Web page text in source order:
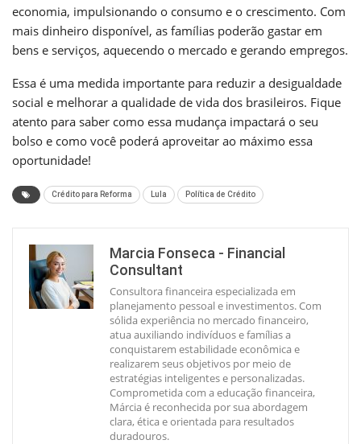
economia, impulsionando o consumo e o crescimento. Com
mais dinheiro disponível, as famílias poderão gastar em
bens e serviços, aquecendo o mercado e gerando empregos.
Essa é uma medida importante para reduzir a desigualdade
social e melhorar a qualidade de vida dos brasileiros. Fique
atento para saber como essa mudança impactará o seu
bolso e como você poderá aproveitar ao máximo essa
oportunidade!
Crédito para Reforma Lula Política de Crédito
Marcia Fonseca - Financial
Consultant
Consultora financeira especializada em
planejamento pessoal e investimentos. Com
sólida experiência no mercado financeiro,
atua auxiliando indivíduos e famílias a
conquistarem estabilidade econômica e
realizarem seus objetivos por meio de
estratégias inteligentes e personalizadas.
Comprometida com a educação financeira,
Márcia é reconhecida por sua abordagem
clara, ética e orientada para resultados
duradouros.